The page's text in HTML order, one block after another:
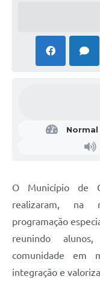
O Município de
realizaram, na
programação
reunindo
comunidade em
integração e